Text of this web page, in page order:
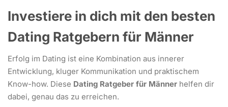
Investiere in dich mit den besten
Dating Ratgebern für Männer
Erfolg im Dating ist eine Kombination aus innerer
Entwicklung, kluger Kommunikation und praktischem
Know-how. Diese Dating Ratgeber für Männer helfen dir
dabei, genau das zu erreichen.